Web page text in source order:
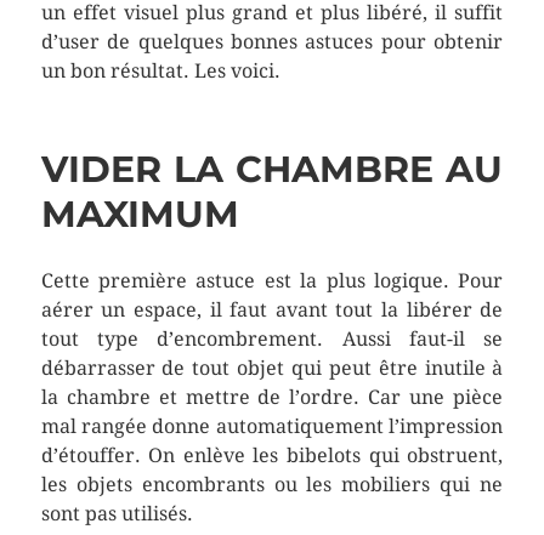
un effet visuel plus grand et plus libéré, il suffit
d’user de quelques bonnes astuces pour obtenir
un bon résultat. Les voici.
VIDER LA CHAMBRE AU
MAXIMUM
Cette première astuce est la plus logique. Pour
aérer un espace, il faut avant tout la libérer de
tout type d’encombrement. Aussi faut-il se
débarrasser de tout objet qui peut être inutile à
la chambre et mettre de l’ordre. Car une pièce
mal rangée donne automatiquement l’impression
d’étouffer. On enlève les bibelots qui obstruent,
les objets encombrants ou les mobiliers qui ne
sont pas utilisés.